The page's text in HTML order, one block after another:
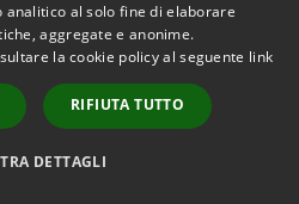
(MI) - 20016 - Pero
analitico al solo fine di elaborare
aggregate e anonime.
la cookie policy al seguente link
RIFIUTA TUTTO
DETTAGLI